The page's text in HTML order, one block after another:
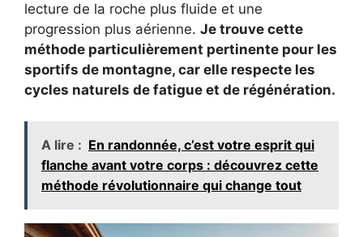
lecture de la roche plus fluide et une
progression plus aérienne. Je trouve cette
méthode particulièrement pertinente pour les
sportifs de montagne, car elle respecte les
cycles naturels de fatigue et de régénération.
A lire : En randonnée, c’est votre esprit qui
flanche avant votre corps : découvrez cette
méthode révolutionnaire qui change tout